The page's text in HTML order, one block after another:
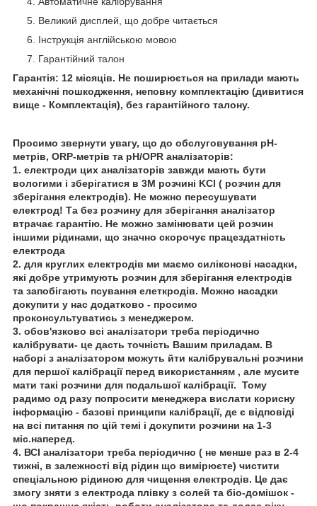
Великий дисплей, що добре читається
Інструкція англійською мовою
Гарантійний талон
Гарантія: 12 місяців. Не поширюється на прилади мають
механічні пошкодження, неповну комплектацію (дивитися
вище - Комплектація), без гарантійного талону.
Просимо звернути увагу, що до обслуговування pH-
метрів, ORP-метрів та pH/OPR аналізаторів:
1. електроди цих аналізаторів завжди мають бути
вологими і зберігатися в 3М розчині KCl ( розчин для
зберігання електродів). Не можно пересушувати
електрод! Та без розчину для зберігання аналізатор
втрачає гарантію. Не можно замінювати цей розчин
іншими рідинами, що значно скорочує працездатність
електрода
2. для круглих електродів ми маємо силіконові насадки,
які добре утримують розчин для зберігання електродів
та запобігають псування елеткродів. Можно насадки
докупити у нас додатково - просимо
проконсультуватись з менеджером.
3. обов'язково всі аналізатори треба періодично
калібрувати- це дасть точність Вашим приладам. В
наборі з аналізатором можуть йти калібрувальні розчини
для першої калібрації перед використанням , але мусите
мати такі розчини для подальшої калібрації. Тому
радимо од разу попросити менеджера вислати корисну
інформацію - базові принципи калібрації, де є відповіді
на всі питання по цій темі і докупити розчини на 1-3
міс.наперед.
4. ВСІ аналізатори треба періодично ( не менше раз в 2-4
тижні, в залежності від рідин що вимірюєте) чистити
спеціальною рідиною для чищення електродів. Це дає
змогу зняти з електрода плівку з солей та біо-домішок -